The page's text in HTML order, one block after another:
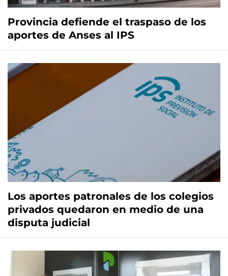
Provincia defiende el traspaso de los
aportes de Anses al IPS
Los aportes patronales de los colegios
privados quedaron en medio de una
disputa judicial